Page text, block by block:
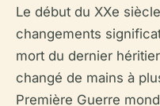
Le début du XXe
changements
mort du dernier
changé de mains à
Première Guerre